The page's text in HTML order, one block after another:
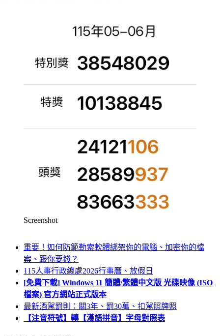
Screenshot
重要！如何防範勒索軟體綁架你的電腦、加密你的檔
案、跟你要錢？
115人事行政總處2026行事曆、放假日
[免費下載] Windows 11 簡體/繁體中文版 光碟映像 (ISO
檔案) 官方網站正式版本
最新酒駕罰則：關3年、罰30萬、扣駕照牌照
【注音符號】轉【漢語拼音】字母對照表